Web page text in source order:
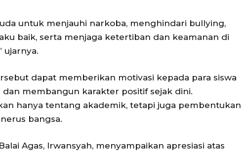
untuk menjauhi narkoba, menghindari bullying,
baik, serta menjaga ketertiban dan keamanan di
ujarnya.
dapat memberikan motivasi kepada para siswa
membangun karakter positif sejak dini.
hanya tentang akademik, tetapi juga pembentukan
bangsa.
Agas, Irwansyah, menyampaikan apresiasi atas